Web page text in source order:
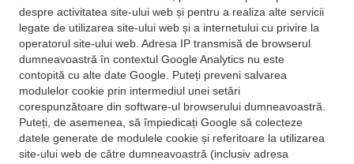
despre activitatea site-ului web și pentru a realiza alte servicii
legate de utilizarea site-ului web și a internetului cu privire la
operatorul site-ului web. Adresa IP transmisă de browserul
dumneavoastră în contextul Google Analytics nu este
contopită cu alte date Google. Puteți preveni salvarea
modulelor cookie prin intermediul unei setări
corespunzătoare din software-ul browserului dumneavoastră.
Puteți, de asemenea, să împiedicați Google să colecteze
datele generate de modulele cookie și referitoare la utilizarea
site-ului web de către dumneavoastră (inclusiv adresa